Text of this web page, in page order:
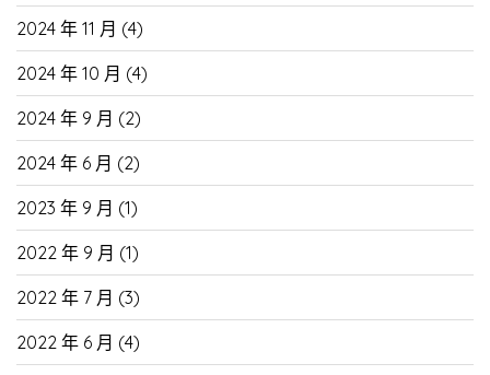
2024 年 11 月 (4)
2024 年 10 月 (4)
2024 年 9 月 (2)
2024 年 6 月 (2)
2023 年 9 月 (1)
2022 年 9 月 (1)
2022 年 7 月 (3)
2022 年 6 月 (4)